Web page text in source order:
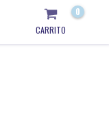
CARRITO
0